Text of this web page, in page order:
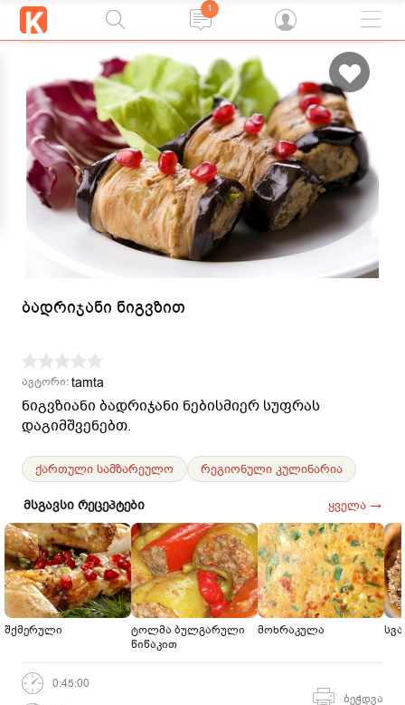
1
ბადრიჯანი ნიგვზით
ავტორი:tamta
ნიგვზიანი ბადრიჯანი ნებისმიერ სუფრას
დაგიმშვენებთ.
ქართული სამზარეულო რეგიონული კულინარია
მსგავსი რეცეპტები ყველა →
შქმერული
ტოლმა ბულგარული
წიწაკით
მოხრაკულა
0:45:00
ბეჭდვა